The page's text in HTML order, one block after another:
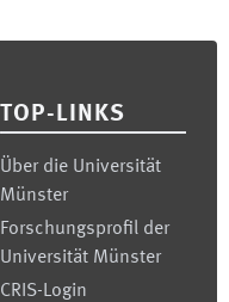
TOP-LINKS
Über die Universität
Münster
Forschungsprofil der
Universität Münster
CRIS-Login